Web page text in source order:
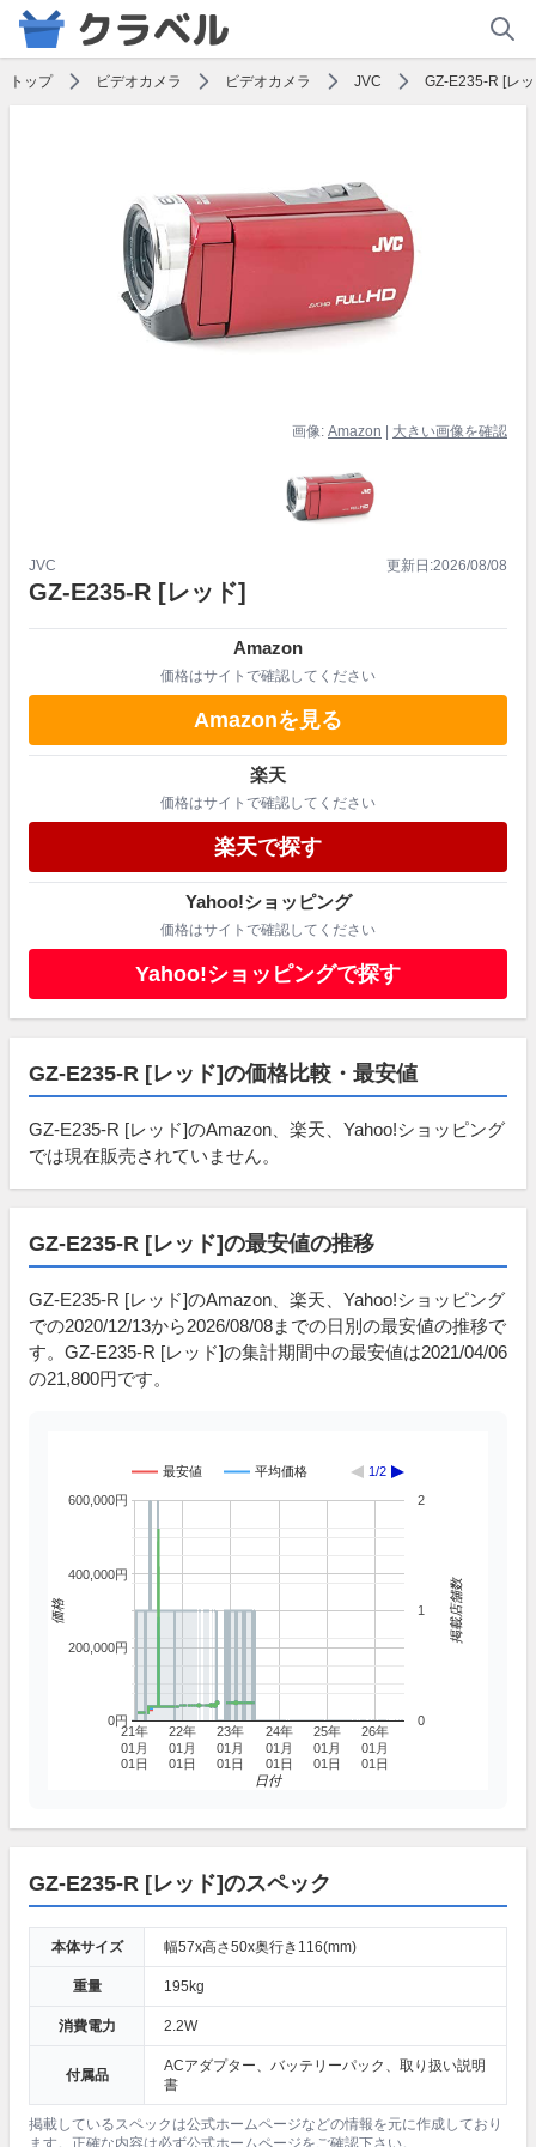
トップ ビデオカメラ ビデオカメラ JVC GZ-E235-R [レ
画像: Amazon 大きい画像を確認
JVC
GZ-E235-R [レッド]
更新日:2026/08/08
Amazon
価格はサイトで確認してください
Amazonを見る
楽天
価格はサイトで確認してください
楽天で探す
Yahoo!ショッピング
価格はサイトで確認してください
Yahoo!ショッピングで探す
GZ-E235-R [レッド]の価格比較・最安値
GZ-E235-R [レッド]のAmazon、楽天、Yahoo!ショッピング
では現在販売されていません。
GZ-E235-R [レッド]の最安値の推移
GZ-E235-R [レッド]のAmazon、楽天、Yahoo!ショッピング
での2020/12/13から2026/08/08までの日別の最安値の推移で
す。GZ-E235-R [レッド]の集計期間中の最安値は2021/04/06
の21,800円です。
最安値 平均価格 1/2
21年
01月
01日
22年
01月
01日
23年
01月
01日
24年
01月
01日
25年
01月
01日
26年
01月
01日
0円
200,000円
400,000円
600,000円
0
1
2
日付
価格 掲載店舗数
GZ-E235-R [レッド]のスペック
本体サイズ 幅57x高さ50x奥行き116(mm)
重量 195kg
消費電力 2.2W
付属品
ACアダプター、バッテリーパック、取り扱い説明
書
掲載しているスペックは公式ホームページなどの情報を元に作成しており
ます。正確な内容は必ず公式ホームページをご確認下さい。